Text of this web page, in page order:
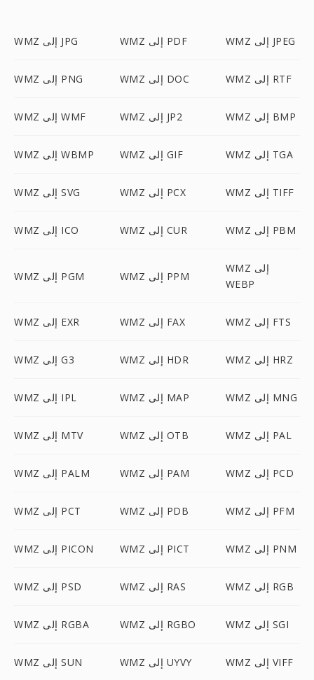
WMZ إلى JPG WMZ إلى PDF WMZ إلى JPEG
WMZ إلى PNG WMZ إلى DOC WMZ إلى RTF
WMZ إلى WMF WMZ إلى JP2 WMZ إلى BMP
WMZ إلى WBMP WMZ إلى GIF WMZ إلى TGA
WMZ إلى SVG WMZ إلى PCX WMZ إلى TIFF
WMZ إلى ICO WMZ إلى CUR WMZ إلى PBM
WMZ إلى PGM WMZ إلى PPM
WMZ إلى
WEBP
WMZ إلى EXR WMZ إلى FAX WMZ إلى FTS
WMZ إلى G3 WMZ إلى HDR WMZ إلى HRZ
WMZ إلى IPL WMZ إلى MAP WMZ إلى MNG
WMZ إلى MTV WMZ إلى OTB WMZ إلى PAL
WMZ إلى PALM WMZ إلى PAM WMZ إلى PCD
WMZ إلى PCT WMZ إلى PDB WMZ إلى PFM
WMZ إلى PICON WMZ إلى PICT WMZ إلى PNM
WMZ إلى PSD WMZ إلى RAS WMZ إلى RGB
WMZ إلى RGBA WMZ إلى RGBO WMZ إلى SGI
WMZ إلى SUN WMZ إلى UYVY WMZ إلى VIFF